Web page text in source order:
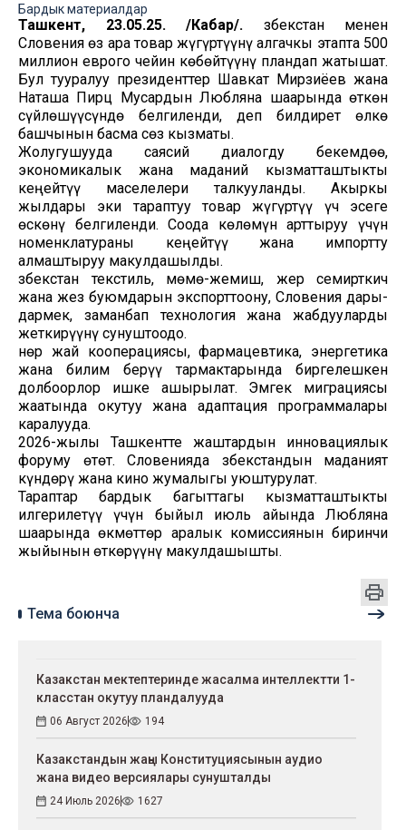
Бардык материалдар
Ташкент, 23.05.25. /Кабар/. Өзбекстан менен
Словения өз ара товар жүгүртүүнү алгачкы этапта 500
миллион еврого чейин көбөйтүүнү пландап жатышат.
Бул тууралуу президенттер Шавкат Мирзиёев жана
Наташа Пирц Мусардын Любляна шаарында өткөн
сүйлөшүүсүндө белгиленди, деп билдирет өлкө
башчынын басма сөз кызматы.
Жолугушууда саясий диалогду бекемдөө,
экономикалык жана маданий кызматташтыкты
кеңейтүү маселелери талкууланды. Акыркы
жылдары эки тараптуу товар жүгүртүү үч эсеге
өскөнү белгиленди. Соода көлөмүн арттыруу үчүн
номенклатураны кеңейтүү жана импортту
алмаштыруу макулдашылды.
Өзбекстан текстиль, мөмө-жемиш, жер семирткич
жана жез буюмдарын экспорттоону, Словения дары-
дармек, заманбап технология жана жабдууларды
жеткирүүнү сунуштоодо.
Өнөр жай кооперациясы, фармацевтика, энергетика
жана билим берүү тармактарында биргелешкен
долбоорлор ишке ашырылат. Эмгек миграциясы
жаатында окутуу жана адаптация программалары
каралууда.
2026-жылы Ташкентте жаштардын инновациялык
форуму өтөт. Словенияда Өзбекстандын маданият
күндөрү жана кино жумалыгы уюштурулат.
Тараптар бардык багыттагы кызматташтыкты
илгерилетүү үчүн быйыл июль айында Любляна
шаарында өкмөттөр аралык комиссиянын биринчи
жыйынын өткөрүүнү макулдашышты.
Тема боюнча
Казакстан мектептеринде жасалма интеллектти 1-
класстан окутуу пландалууда
06 Август 2026 194
Казакстандын жаңы Конституциясынын аудио
жана видео версиялары сунушталды
24 Июль 2026 1627